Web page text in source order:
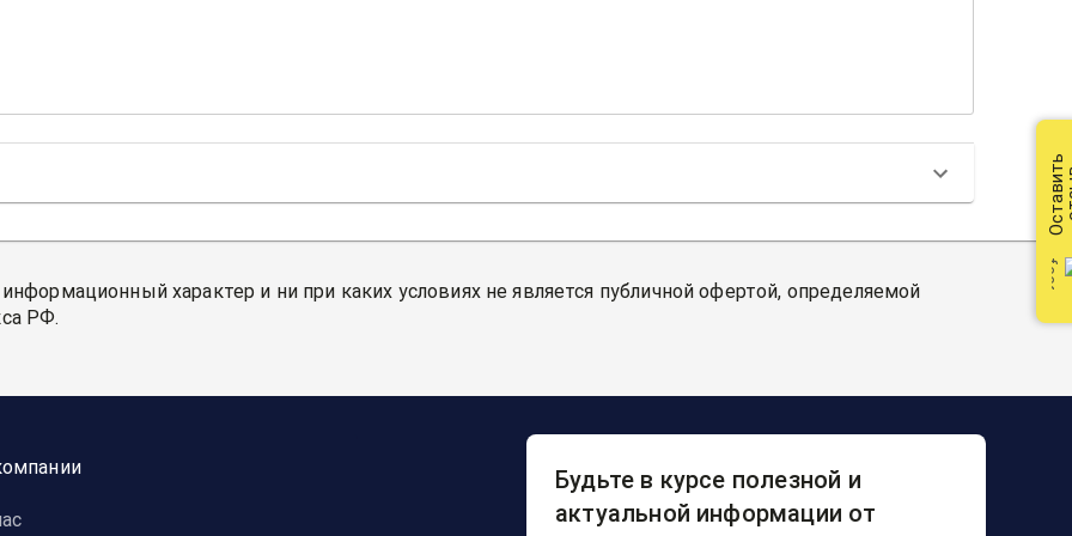
г
характер и ни при каких условиях не является публичной офертой, определяемой
РФ.
Будьте в курсе полезной и
актуальной информации от
Оставить